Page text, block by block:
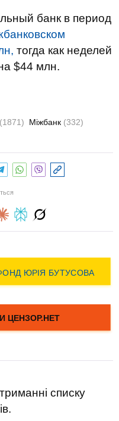
банк в период
тогда как неделей
$44 млн.
(1871) Міжбанк (332)
списку